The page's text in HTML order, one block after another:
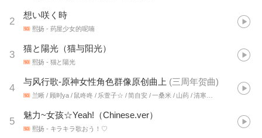
2
想い咲く時
熙扬 - 药屋少女的呢喃
3
猫と陽光（猫与阳光）
熙扬 - 猫と陽光
4
与风行歌-原神女性角色群像原创曲上 (三周年贺曲)
兰晰 / 顾时ya / 鼠咚咚 / 乐萱子☆ / 简自安 / 一桑米 / 山药 / 清寒 / 车厘子小七 / 言七七Yaki / 千千晚不安 / 秃然小猫 / 熙扬 / 莺织 / 九琛kikyou / 西洛卡 / 啊舟 / 今似似
5
魅力~女孩☆Yeah!（Chinese.ver）
熙扬 - キラキラ歌おう！♡